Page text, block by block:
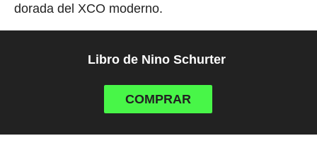
dorada del XCO moderno.
Libro de Nino Schurter
COMPRAR